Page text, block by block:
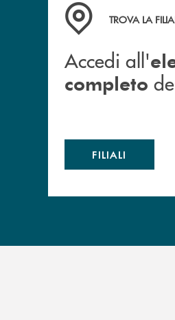
Accedi all' elenco
TROVA LA
Accedi all'
completo
FILIALI